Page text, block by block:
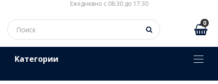
Ежедневно с 08:30 до 17:30
0
Kатегории